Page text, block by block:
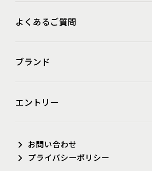
よくあるご質問
ブランド
エントリー
お問い合わせ
プライバシーポリシー